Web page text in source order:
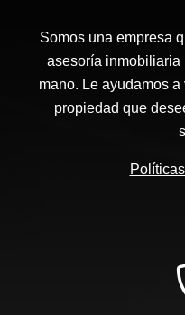
Somos una empresa
asesoría inmobiliaria
mano. Le ayudamos
propiedad que